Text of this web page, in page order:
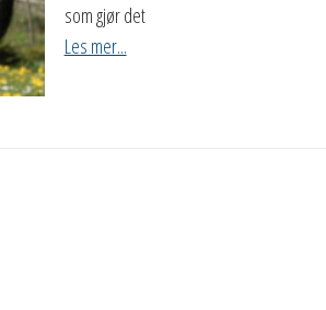
som gjør det
Les mer...